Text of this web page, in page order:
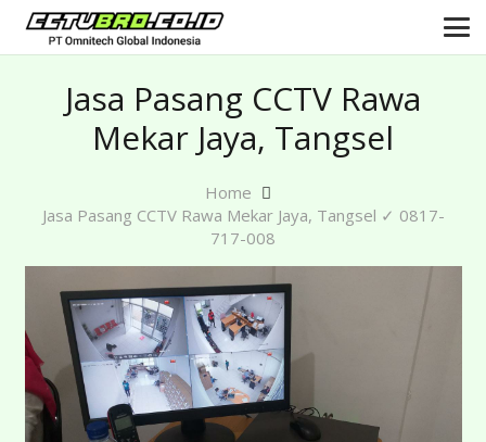
Jasa Pasang CCTV Rawa
Mekar Jaya, Tangsel
Home
Jasa Pasang CCTV Rawa Mekar Jaya, Tangsel ✓ 0817-
717-008